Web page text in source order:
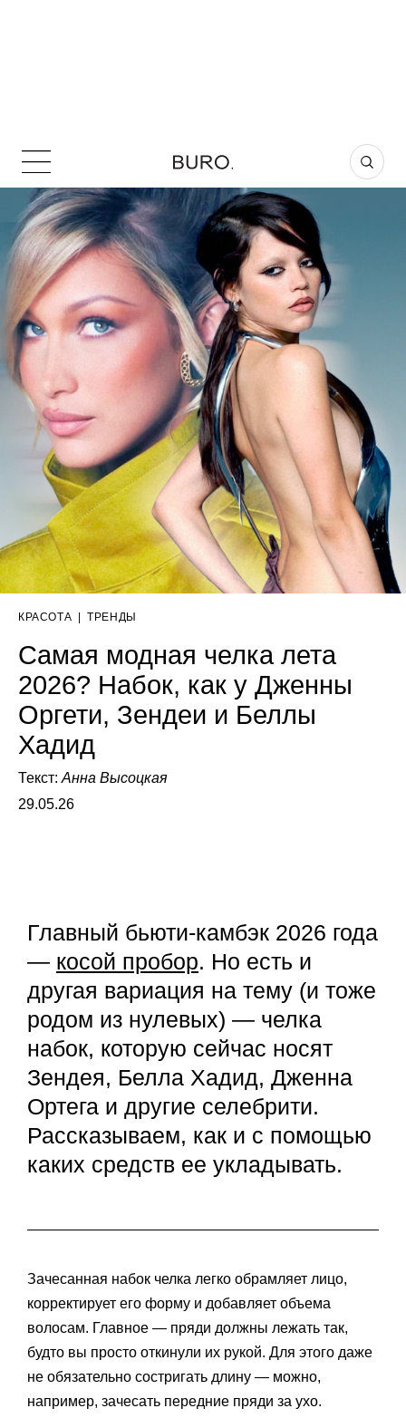
КРАСОТА ТРЕНДЫ
Самая модная челка лета
2026? Набок, как у Дженны
Оргети, Зендеи и Беллы
Хадид
Текст: Анна Высоцкая
29.05.26
Главный бьюти-камбэк 2026 года
— косой пробор. Но есть и
другая вариация на тему (и тоже
родом из нулевых) — челка
набок, которую сейчас носят
Зендея, Белла Хадид, Дженна
Ортега и другие селебрити.
Рассказываем, как и с помощью
каких средств ее укладывать.
Зачесанная набок челка легко обрамляет лицо,
корректирует его форму и добавляет объема
волосам. Главное — пряди должны лежать так,
будто вы просто откинули их рукой. Для этого даже
не обязательно состригать длину — можно,
например, зачесать передние пряди за ухо.